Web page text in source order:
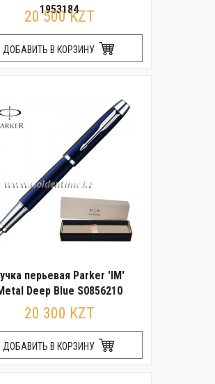
1953184
20 500 KZT
ДОБАВИТЬ В КОРЗИНУ
перьевая Parker 'IM'
Deep Blue S0856210
20 300 KZT
ДОБАВИТЬ В КОРЗИНУ